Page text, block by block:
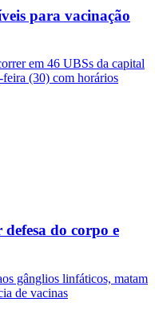
para vacinação
em 46 UBSs da capital
feira (30) com horários
do corpo e
gânglios linfáticos, matam
de vacinas